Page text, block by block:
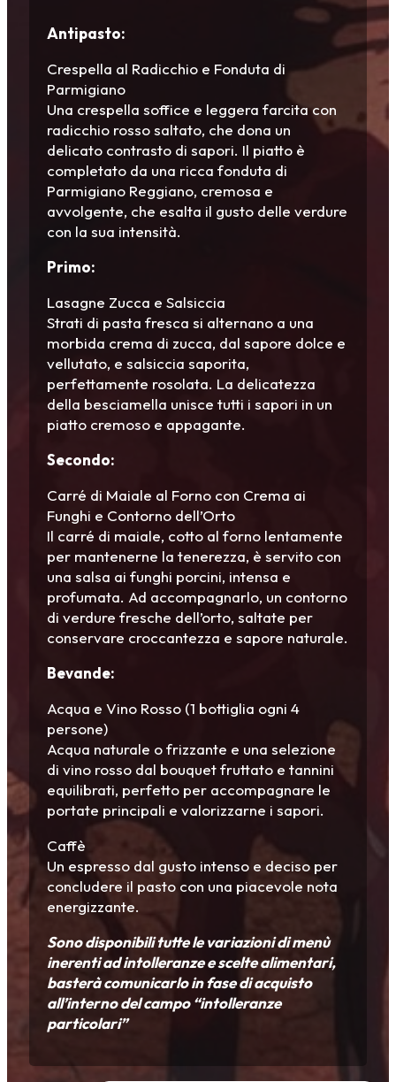
Antipasto:
Crespella al Radicchio e Fonduta di
Parmigiano
Una crespella soffice e leggera farcita con
radicchio rosso saltato, che dona un
delicato contrasto di sapori. Il piatto è
completato da una ricca fonduta di
Parmigiano Reggiano, cremosa e
avvolgente, che esalta il gusto delle verdure
con la sua intensità.
Primo:
Lasagne Zucca e Salsiccia
Strati di pasta fresca si alternano a una
morbida crema di zucca, dal sapore dolce e
vellutato, e salsiccia saporita,
perfettamente rosolata. La delicatezza
della besciamella unisce tutti i sapori in un
piatto cremoso e appagante.
Secondo:
Carré di Maiale al Forno con Crema ai
Funghi e Contorno dell’Orto
Il carré di maiale, cotto al forno lentamente
per mantenerne la tenerezza, è servito con
una salsa ai funghi porcini, intensa e
profumata. Ad accompagnarlo, un contorno
di verdure fresche dell’orto, saltate per
conservare croccantezza e sapore naturale.
Bevande:
Acqua e Vino Rosso (1 bottiglia ogni 4
persone)
Acqua naturale o frizzante e una selezione
di vino rosso dal bouquet fruttato e tannini
equilibrati, perfetto per accompagnare le
portate principali e valorizzarne i sapori.
Caffè
Un espresso dal gusto intenso e deciso per
concludere il pasto con una piacevole nota
energizzante.
Sono disponibili tutte le variazioni di menù
inerenti ad intolleranze e scelte alimentari,
basterà comunicarlo in fase di acquisto
all’interno del campo “intolleranze
particolari”